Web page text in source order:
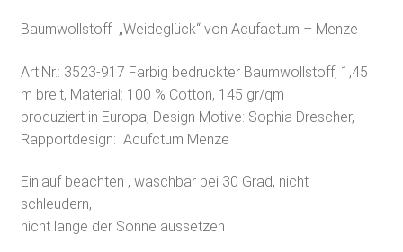
Baumwollstoff „Weideglück“ von Acufactum – Menze
Art.Nr.: 3523-917 Farbig bedruckter Baumwollstoff, 1,45
m breit, Material: 100 % Cotton, 145 gr/qm
produziert in Europa, Design Motive: Sophia Drescher,
Rapportdesign: Acufctum Menze
Einlauf beachten , waschbar bei 30 Grad, nicht
schleudern,
nicht lange der Sonne aussetzen